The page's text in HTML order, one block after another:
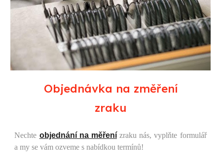
Objednávka na změření
zraku
Nechte objednání na měření zraku nás, vyplňte formulář
a my se vám ozveme s nabídkou termínů!